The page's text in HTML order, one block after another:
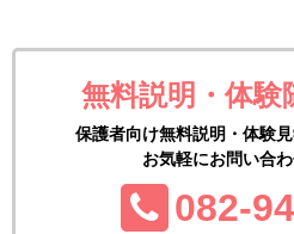
無料説明・体験
保護者向け無料説明・体験
お気軽にお問い合わ
TEL:
082-